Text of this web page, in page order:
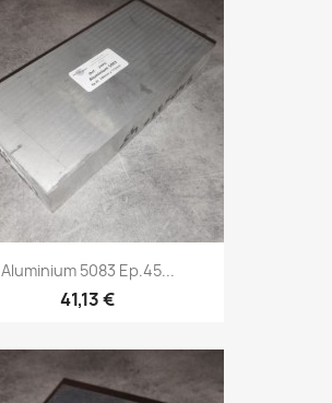
Aluminium 5083 Ep.45...
41,13 €